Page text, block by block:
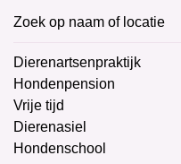
Zoek op naam of locatie
Dierenartsenpraktijk
Hondenpension
Vrije tijd
Dierenasiel
Hondenschool